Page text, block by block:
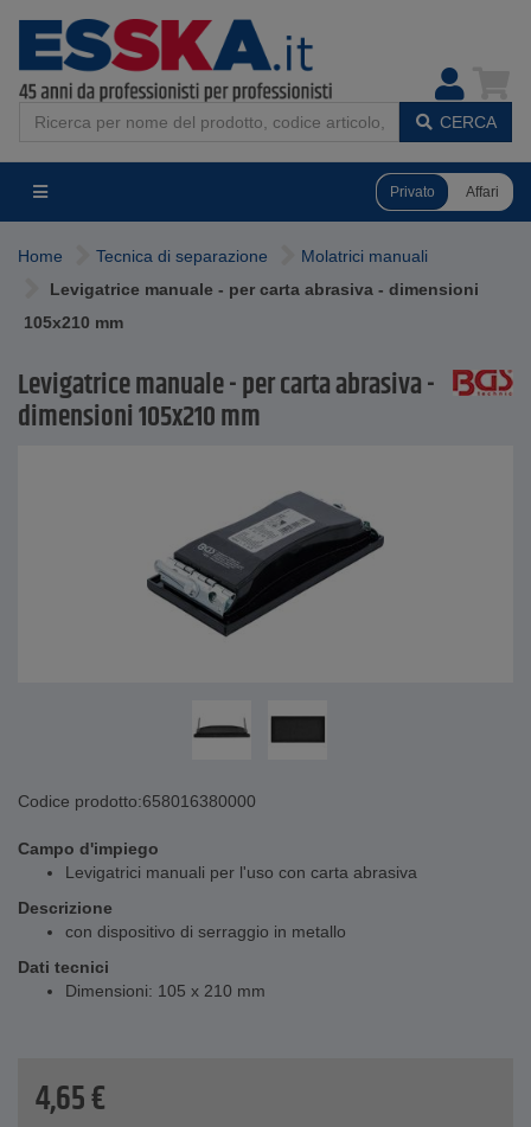
CERCA
Privato Affari
Home Tecnica di separazione
Molatrici manuali
Levigatrice manuale - per carta abrasiva - dimensioni
105x210 mm
Levigatrice manuale - per carta abrasiva -
dimensioni 105x210 mm
Codice prodotto:658016380000
Campo d'impiego
Levigatrici manuali per l'uso con carta abrasiva
Descrizione
con dispositivo di serraggio in metallo
Dati tecnici
Dimensioni: 105 x 210 mm
4,65€